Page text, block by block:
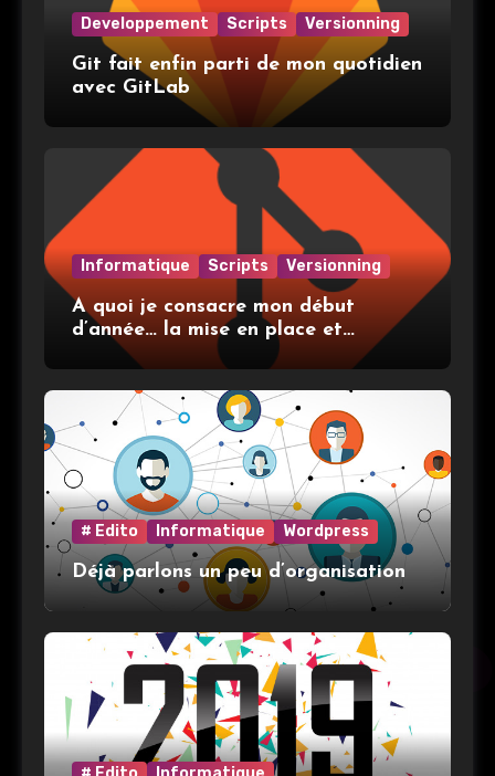
Developpement Scripts Versionning
Git fait enfin parti de mon quotidien
avec GitLab
Informatique Scripts Versionning
A quoi je consacre mon début
d’année… la mise en place et
l’utilisation de git
# Edito Informatique Wordpress
Déjà parlons un peu d’organisation